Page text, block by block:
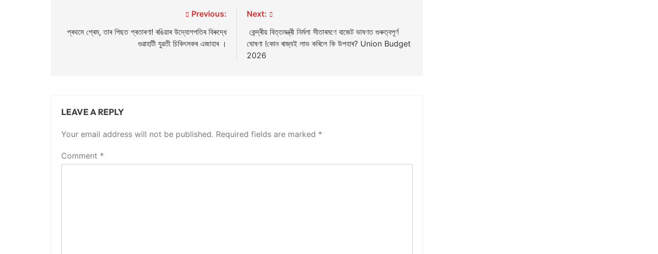
navigation
Previous:
প্ৰথমে প্ৰেম, তাৰ পিছত প্ৰতাৰণা! ৰঙিয়াৰ উদ্যোগপতিৰ বিৰুদ্ধে
গুৱাহাটী যুৱতী চিকিৎসকৰ এজাহাৰ ।
Next:
কেন্দ্ৰীয় বিত্তমন্ত্ৰী নিৰ্মলা সীতাৰমণে বাজেট ভাষণত গুৰুত্বপূৰ্ণ
ঘোষণা !কোন ৰাজ্যই লাভ কৰিলে কি উপহাৰ? Union Budget
2026
LEAVE A REPLY
Your email address will not be published. Required fields are marked *
Comment *